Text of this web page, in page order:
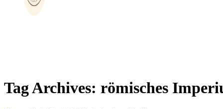
Tag Archives: römisches